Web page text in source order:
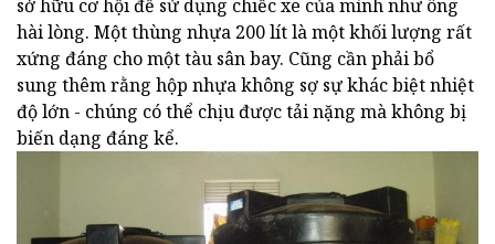
sở hữu cơ hội để sử dụng chiếc xe của mình như ông
hài lòng. Một thùng nhựa 200 lít là một khối lượng rất
xứng đáng cho một tàu sân bay. Cũng cần phải bổ
sung thêm rằng hộp nhựa không sợ sự khác biệt nhiệt
độ lớn - chúng có thể chịu được tải nặng mà không bị
biến dạng đáng kể.